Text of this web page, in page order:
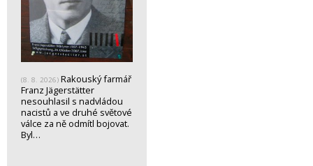
(8. 8. 2026) Rakouský farmář
Franz Jägerstätter
nesouhlasil s nadvládou
nacistů a ve druhé světové
válce za ně odmítl bojovat.
Byl…